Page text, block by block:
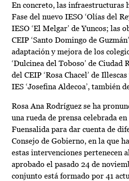
En concreto, las infraestructuras
Fase del nuevo IESO ‘Olías del
IESO ‘El Melgar’ de Yuncos; las
CEIP ‘Santo Domingo de
adaptación y mejora de los
‘Dulcinea del Toboso’ de Ciudad
del CEIP ‘Rosa Chacel’ de
IES ‘Josefina Aldecoa’, también
Rosa Ana Rodríguez se ha
una rueda de prensa celebrada
Fuensalida para dar cuenta de
Consejo de Gobierno, en la que
estas intervenciones pertenecen
aprobado el pasado 24 de
conjunto está formado por 41